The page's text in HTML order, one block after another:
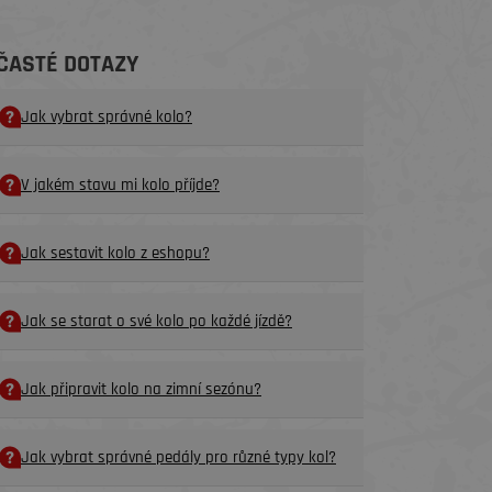
DOTAZY
Jak vybrat správné kolo?
V jakém stavu mi kolo příjde?
Jak sestavit kolo z eshopu?
Jak se starat o své kolo po každé jízdě?
Jak připravit kolo na zimní sezónu?
Jak vybrat správné pedály pro různé typy kol?